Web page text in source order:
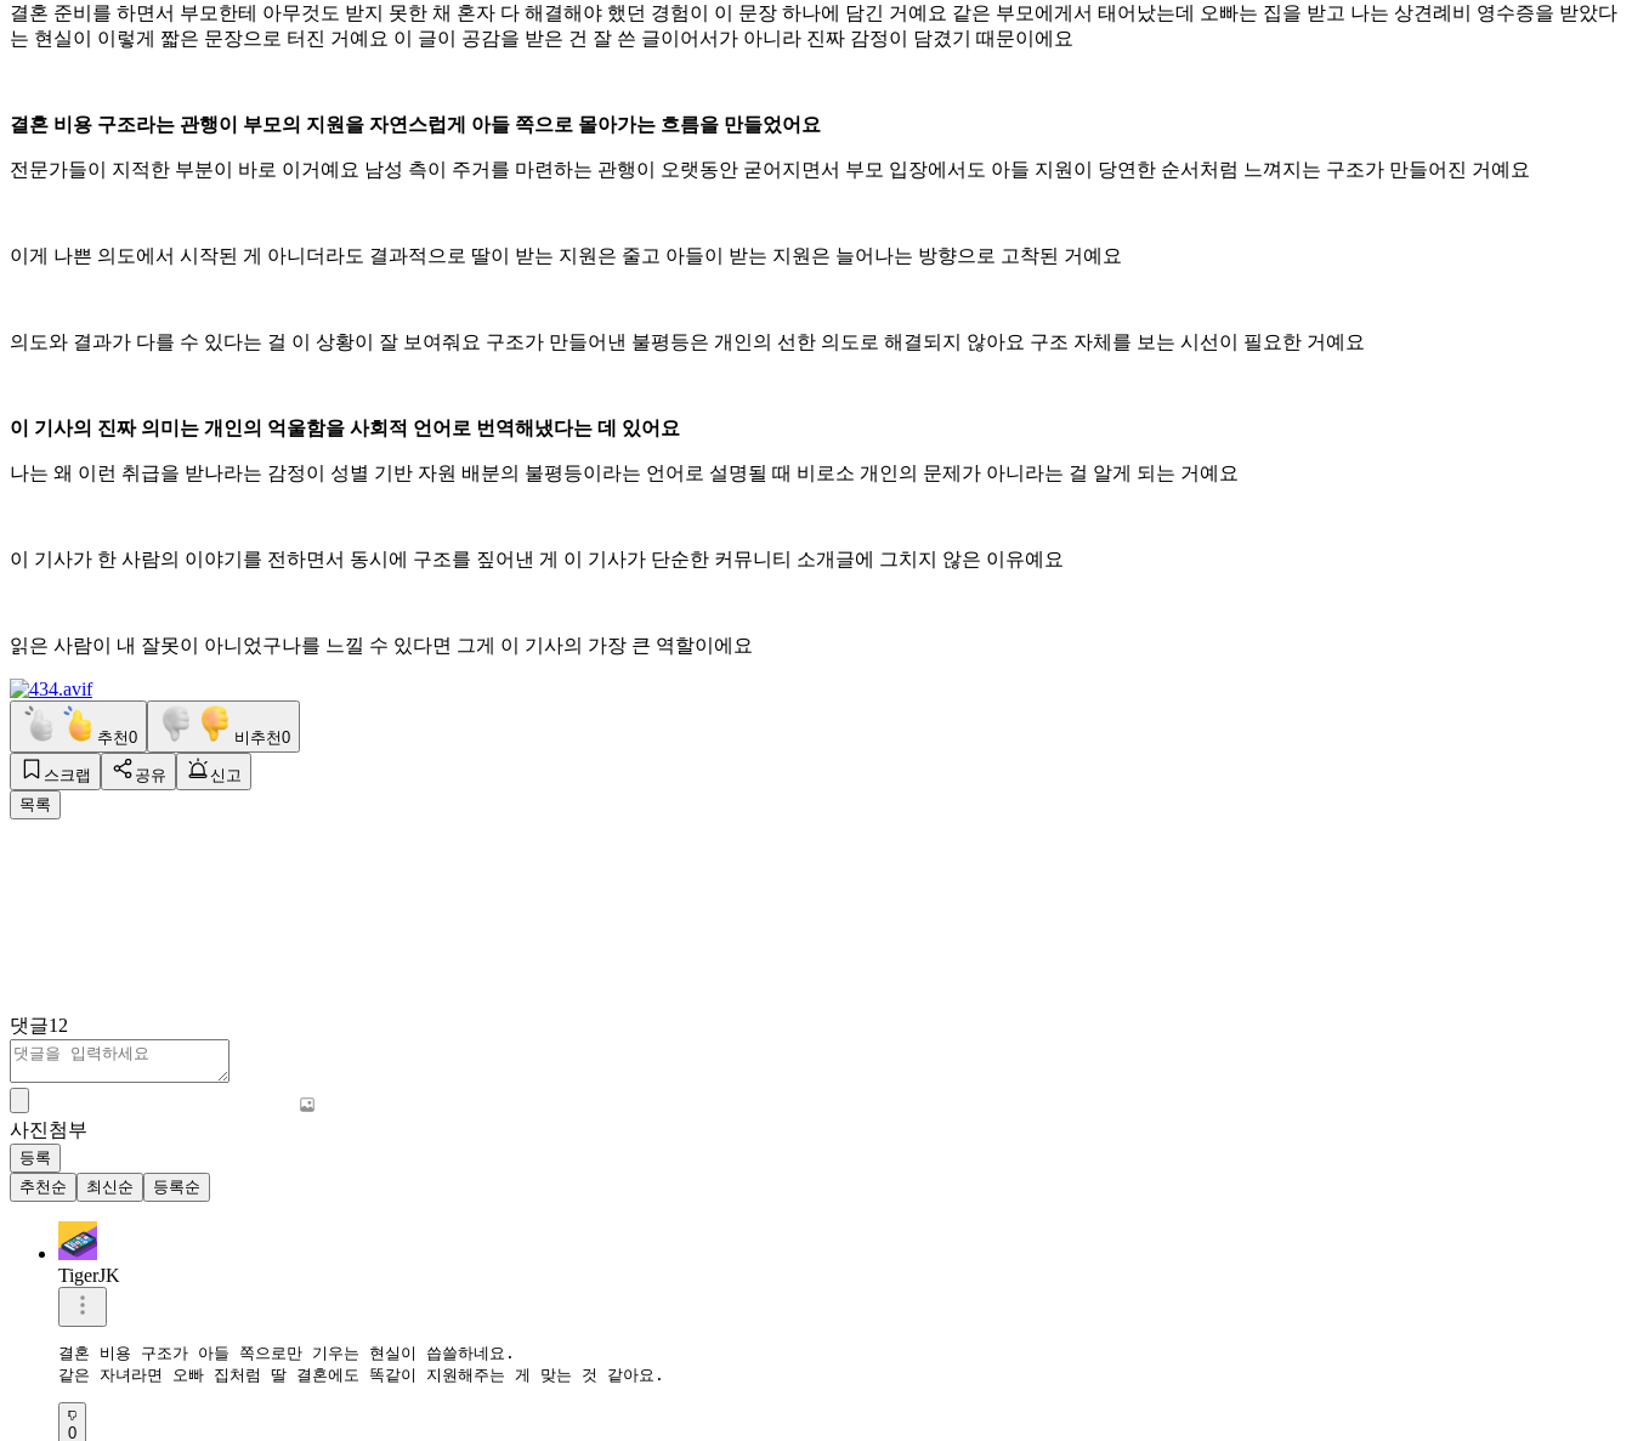
결혼 준비를 하면서 부모한테 아무것도 받지 못한 채 혼자 다 해결해야 했던 경험이 이 문장 하나에 담긴 거예요 같은 부모에게서 태어났는데 오빠는 집을 받고 나는 상견례비 영수증을 받았다
는 현실이 이렇게 짧은 문장으로 터진 거예요 이 글이 공감을 받은 건 잘 쓴 글이어서가 아니라 진짜 감정이 담겼기 때문이에요
결혼 비용 구조라는 관행이 부모의 지원을 자연스럽게 아들 쪽으로 몰아가는 흐름을 만들었어요
전문가들이 지적한 부분이 바로 이거예요 남성 측이 주거를 마련하는 관행이 오랫동안 굳어지면서 부모 입장에서도 아들 지원이 당연한 순서처럼 느껴지는 구조가 만들어진 거예요
이게 나쁜 의도에서 시작된 게 아니더라도 결과적으로 딸이 받는 지원은 줄고 아들이 받는 지원은 늘어나는 방향으로 고착된 거예요
의도와 결과가 다를 수 있다는 걸 이 상황이 잘 보여줘요 구조가 만들어낸 불평등은 개인의 선한 의도로 해결되지 않아요 구조 자체를 보는 시선이 필요한 거예요
이 기사의 진짜 의미는 개인의 억울함을 사회적 언어로 번역해냈다는 데 있어요
나는 왜 이런 취급을 받나라는 감정이 성별 기반 자원 배분의 불평등이라는 언어로 설명될 때 비로소 개인의 문제가 아니라는 걸 알게 되는 거예요
이 기사가 한 사람의 이야기를 전하면서 동시에 구조를 짚어낸 게 이 기사가 단순한 커뮤니티 소개글에 그치지 않은 이유예요
읽은 사람이 내 잘못이 아니었구나를 느낄 수 있다면 그게 이 기사의 가장 큰 역할이에요
추천0 비추천0
스크랩 공유
신고
목록
댓글12
사진첨부
등록
추천순
최신순 등록순
TigerJK
결혼 비용 구조가 아들 쪽으로만 기우는 현실이 씁쓸하네요.
같은 자녀라면 오빠 집처럼 딸 결혼에도 똑같이 지원해주는 게 맞는 것 같아요.
0